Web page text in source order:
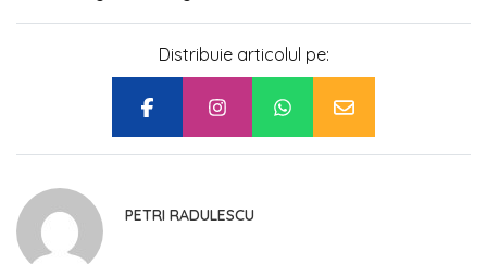
Distribuie articolul pe:
PETRI RADULESCU